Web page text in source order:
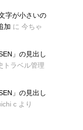
字が小さいの
加 に 今ちゃ
」の見出し
トラベル管理
」の見出し
c より